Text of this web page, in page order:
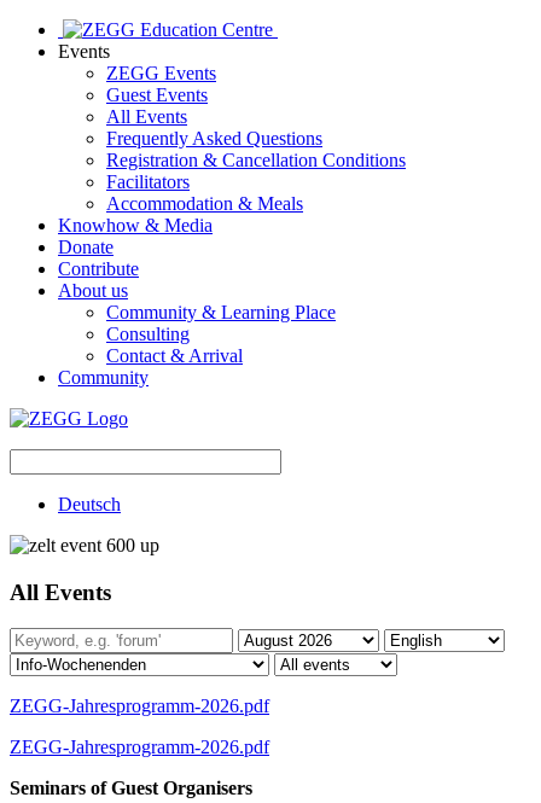
Events
ZEGG Events
Guest Events
All Events
Frequently Asked Questions
Registration & Cancellation Conditions
Facilitators
Accommodation & Meals
Knowhow & Media
Donate
Contribute
About us
Community & Learning Place
Consulting
Contact & Arrival
Community
Deutsch
All Events
ZEGG-Jahresprogramm-2026.pdf
ZEGG-Jahresprogramm-2026.pdf
Seminars of Guest Organisers